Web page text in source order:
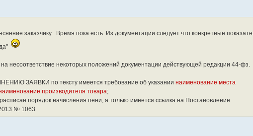
заказчику . Время пока есть. Из документации следует что конкретные
на несоответствие некоторых положений документации действующей редакции 44-фз.
ЗАЯВКИ по тексту имеется требование об указании наименование места
производителя товара;
порядок начисления пени, а только имеется ссылка на Постановление
№ 1063